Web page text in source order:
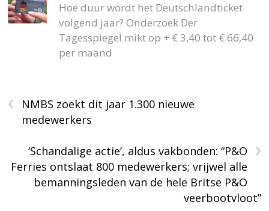
Hoe duur wordt het Deutschlandticket
volgend jaar? Onderzoek Der
Tagesspiegel mikt op + € 3,40 tot € 66,40
per maand
‹
NMBS zoekt dit jaar 1.300 nieuwe
medewerkers
›
‘Schandalige actie’, aldus vakbonden: “P&O
Ferries ontslaat 800 medewerkers; vrijwel alle
bemanningsleden van de hele Britse P&O
veerbootvloot”